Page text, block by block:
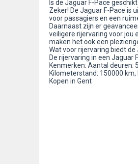
Is de Jaguar F-Pace
Zeker! De Jaguar F-Pace is
voor passagiers en een
Daarnaast zijn er
veiligere rijervaring voor jou
maken het ook een
Wat voor rijervaring biedt de
De rijervaring in een Jaguar
Kenmerken: Aantal deuren:
Kilometerstand: 150000
Kopen in Gent